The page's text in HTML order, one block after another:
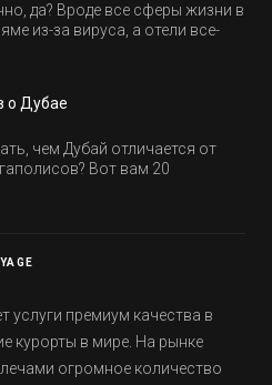
да? Вроде все сферы жизни в
из-за вируса, а отели все-
первые заезды дают промо-
о Дубае
чем Дубай отличается от
Вот вам 20
услуги премиум качества в
курорты в мире. На рынке
огромное количество